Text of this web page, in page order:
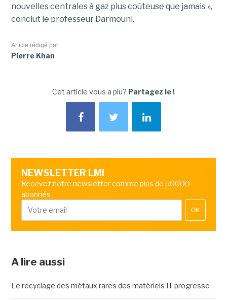
nouvelles centrales à gaz plus coûteuse que jamais »,
conclut le professeur Darmouni.
Article rédigé par
Pierre Khan
Cet article vous a plu? Partagez le !
NEWSLETTER LMI
Recevez notre newsletter comme plus de 50000
abonnés
OK
A lire aussi
Le recyclage des métaux rares des matériels IT progresse